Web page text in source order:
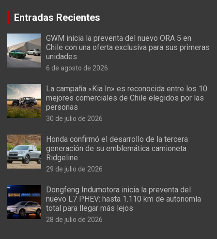
Entradas Recientes
GWM inicia la preventa del nuevo ORA 5 en
Chile con una oferta exclusiva para sus primeras
unidades
6 de agosto de 2026
La campaña «Kia In» es reconocida entre los 10
mejores comerciales de Chile elegidos por las
personas
30 de julio de 2026
Honda confirmó el desarrollo de la tercera
generación de su emblemática camioneta
Ridgeline
29 de julio de 2026
Dongfeng Indumotora inicia la preventa del
nuevo L7 PHEV: hasta 1.110 km de autonomía
total para llegar más lejos
28 de julio de 2026